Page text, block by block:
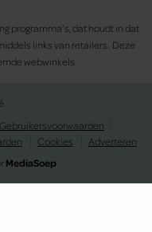
programma’s, dat houdt in dat
links van retailers. Deze
webwinkels.
Gebruikersvoorwaarden
Cookies
Adverteren
MediaSoep